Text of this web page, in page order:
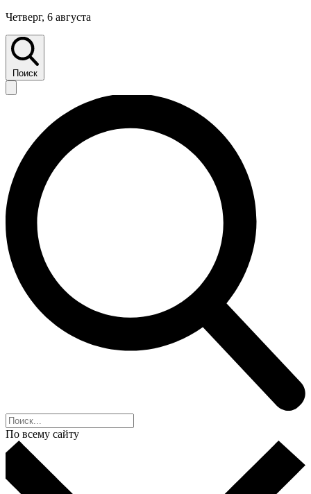
Четверг, 6 августа
Поиск
По всему сайту